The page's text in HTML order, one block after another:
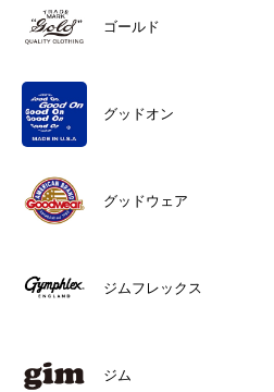
ゴールド
グッドオン
グッドウェア
ジムフレックス
ジム